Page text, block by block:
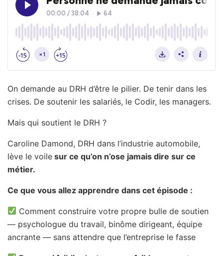
On demande au DRH d’être le pilier. De tenir dans les
crises. De soutenir les salariés, le Codir, les managers.
Mais qui soutient le DRH ?
Caroline Damond, DRH dans l’industrie automobile,
lève le voile sur ce qu’on n’ose jamais dire sur ce
métier.
Ce que vous allez apprendre dans cet épisode :
Comment construire votre propre bulle de soutien
— psychologue du travail, binôme dirigeant, équipe
ancrante — sans attendre que l’entreprise le fasse